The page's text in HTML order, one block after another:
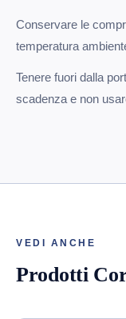
Conservare le
temperatura
Tenere fuori dalla
scadenza e non
VEDI ANCHE
Prodotti